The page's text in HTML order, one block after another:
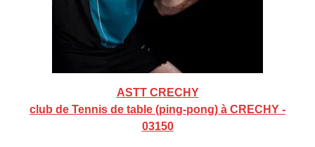
ASTT CRECHY
club de Tennis de table (ping-pong) à CRECHY -
03150